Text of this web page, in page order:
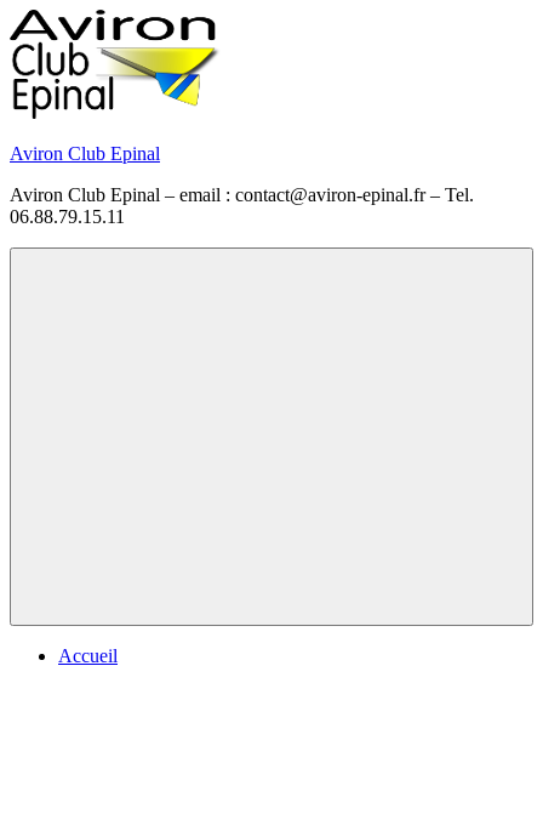
Skip
to
content
Aviron Club Epinal
Aviron Club Epinal – email : contact@aviron-epinal.fr – Tel.
06.88.79.15.11
Accueil